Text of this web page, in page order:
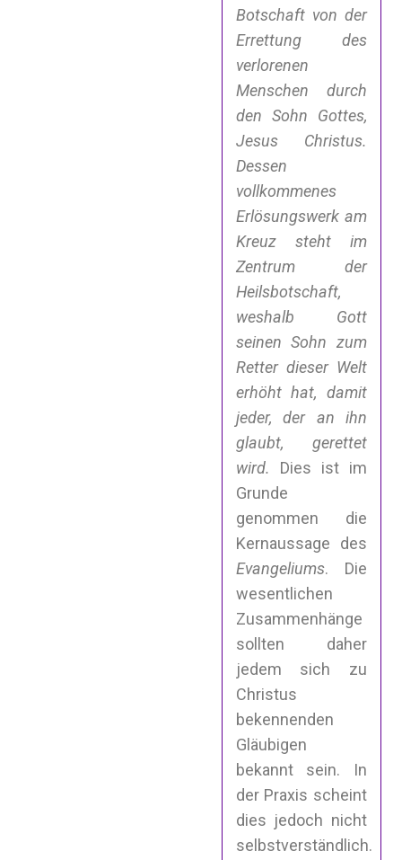
Botschaft von der
Errettung des
verlorenen
Menschen durch
den Sohn Gottes,
Jesus Christus.
Dessen
vollkommenes
Erlösungswerk am
Kreuz steht im
Zentrum der
Heilsbotschaft,
weshalb Gott
seinen Sohn zum
Retter dieser Welt
erhöht hat, damit
jeder, der an ihn
glaubt, gerettet
wird. Dies ist im
Grunde
genommen die
Kernaussage des
Evangeliums. Die
wesentlichen
Zusammenhänge
sollten daher
jedem sich zu
Christus
bekennenden
Gläubigen
bekannt sein. In
der Praxis scheint
dies jedoch nicht
selbstverständlich.